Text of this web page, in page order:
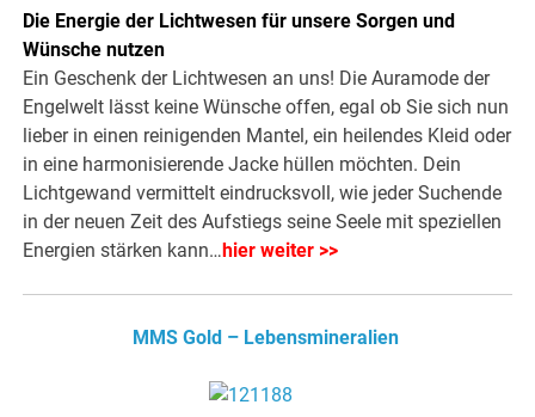
Die Energie der Lichtwesen für unsere Sorgen und
Wünsche nutzen
Ein Geschenk der Lichtwesen an uns! Die Auramode der
Engelwelt lässt keine Wünsche offen, egal ob Sie sich nun
lieber in einen reinigenden Mantel, ein heilendes Kleid oder
in eine harmonisierende Jacke hüllen möchten. Dein
Lichtgewand vermittelt eindrucksvoll, wie jeder Suchende
in der neuen Zeit des Aufstiegs seine Seele mit speziellen
Energien stärken kann… hier weiter >>
MMS Gold – Lebensmineralien